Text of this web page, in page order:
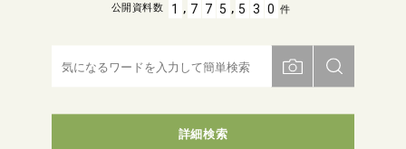
詳細検索
公開資料数 1 , 7 7 5 , 5 3 0 件